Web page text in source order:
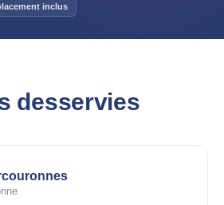
inclus
desservies